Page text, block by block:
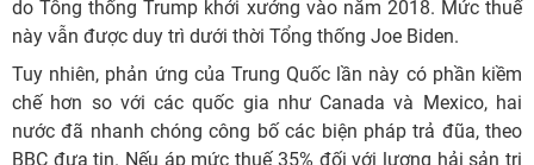
do Tổng thống Trump khởi xướng vào năm 2018. Mức thuế
này vẫn được duy trì dưới thời Tổng thống Joe Biden.
Tuy nhiên, phản ứng của Trung Quốc lần này có phần kiềm
chế hơn so với các quốc gia như Canada và Mexico, hai
nước đã nhanh chóng công bố các biện pháp trả đũa, theo
BBC đưa tin. Nếu áp mức thuế 35% đối với lượng hải sản trị